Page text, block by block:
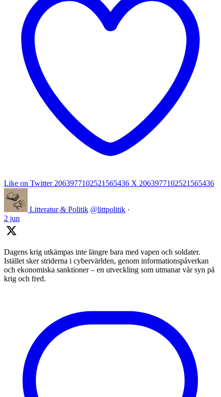
Like on Twitter 2063977102521565436 X 2063977102521565436
Litteratur & Politik @littpolitik ·
2 jun
Dagens krig utkämpas inte längre bara med vapen och soldater.
Istället sker striderna i cybervärlden, genom informationspåverkan
och ekonomiska sanktioner – en utveckling som utmanar vår syn på
krig och fred.